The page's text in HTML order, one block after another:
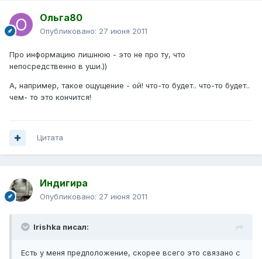
Ольга80
Опубликовано: 27 июня 2011
Про информацию лишнюю - это не про ту, что
непосредственно в уши.))
А, например, такое ощущение - ой! что-то будет.. что-то будет..
чем- то это кончится!
Цитата
Индигира
Опубликовано: 27 июня 2011
Irishka писал:
Есть у меня предположение, скорее всего это связано с